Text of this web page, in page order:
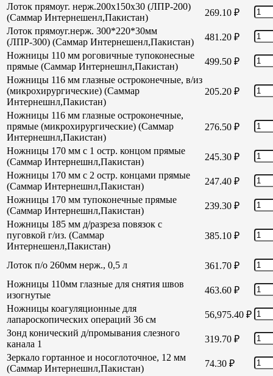
Лоток прямоуг. нерж.200х150х30 (ЛПР-200)
(Саммар Интернешенл,Пакистан)
269.10 ₽
Лоток прямоуг.нерж. 300*220*30мм
(ЛПР-300) (Саммар Интернешенл,Пакистан)
481.20 ₽
Ножницы 110 мм роговичные тупоконесные
прямые (Саммар Интернешнл,Пакистан)
499.50 ₽
Ножницы 116 мм глазные остроконечные, в/из
(микрохирургические) (Саммар
Интернешнл,Пакистан)
205.20 ₽
Ножницы 116 мм глазные остроконечные,
прямые (микрохирургические) (Саммар
Интернешнл,Пакистан)
276.50 ₽
Ножницы 170 мм с 1 остр. концом прямые
(Саммар Интернешнл,Пакистан)
245.30 ₽
Ножницы 170 мм с 2 остр. концами прямые
(Саммар Интернешнл,Пакистан)
247.40 ₽
Ножницы 170 мм тупоконечные прямые
(Саммар Интернешнл,Пакистан)
239.30 ₽
Ножницы 185 мм д/разреза повязок с
пуговкой г/из. (Саммар
Интернешенл,Пакистан)
385.10 ₽
Лоток п/о 260мм нерж., 0,5 л 361.70 ₽
Ножницы 110мм глазные для снятия швов
изогнутые
463.60 ₽
Ножницы коагуляционные для
лапароскопических операций 36 см
56,975.40 ₽
Зонд конический д/промывания слезного
канала 1
319.70 ₽
Зеркало гортанное и носоглоточное, 12 мм
(Саммар Интернешнл,Пакистан)
74.30 ₽